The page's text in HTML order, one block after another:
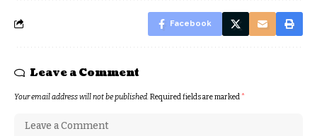
Facebook
Leave a Comment
Your email address will not be published.Required fields are marked*